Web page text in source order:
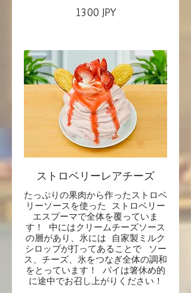
1300 JPY
ストロベリーレアチーズ
たっぷりの果肉から作ったストロベ
リーソースを使った ストロベリー
エスプーマで全体を覆っていま
す！ 中にはクリームチーズソース
の層があり、氷には 自家製ミルク
シロップが打ってあることで ソー
ス、チーズ、氷をつなぎ全体の調和
をとっています！ パイは箸休め的
に途中でお召し上がりください！